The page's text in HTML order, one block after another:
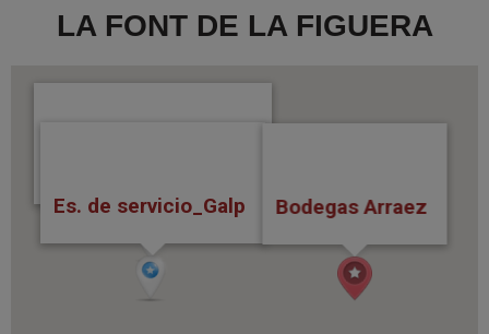
LA FONT DE LA FIGUERA
Bodegas Arraez
Es. de servicio_Galp